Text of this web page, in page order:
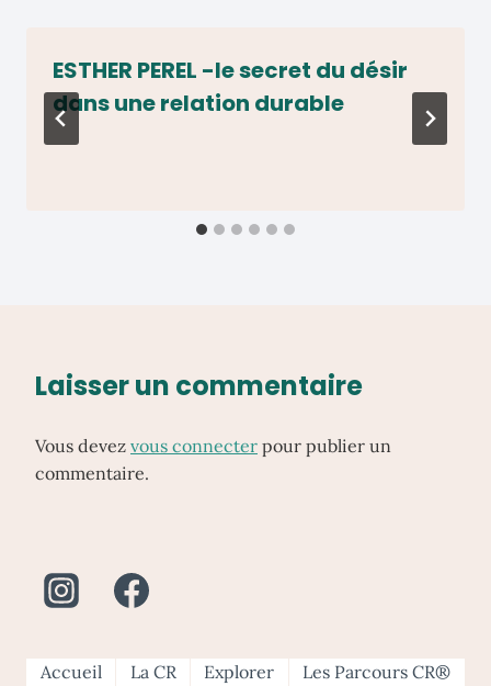
ESTHER PEREL -le secret du désir
dans une relation durable
Laisser un commentaire
Vous devez vous connecter pour publier un
commentaire.
Accueil La CR Explorer Les Parcours CR®